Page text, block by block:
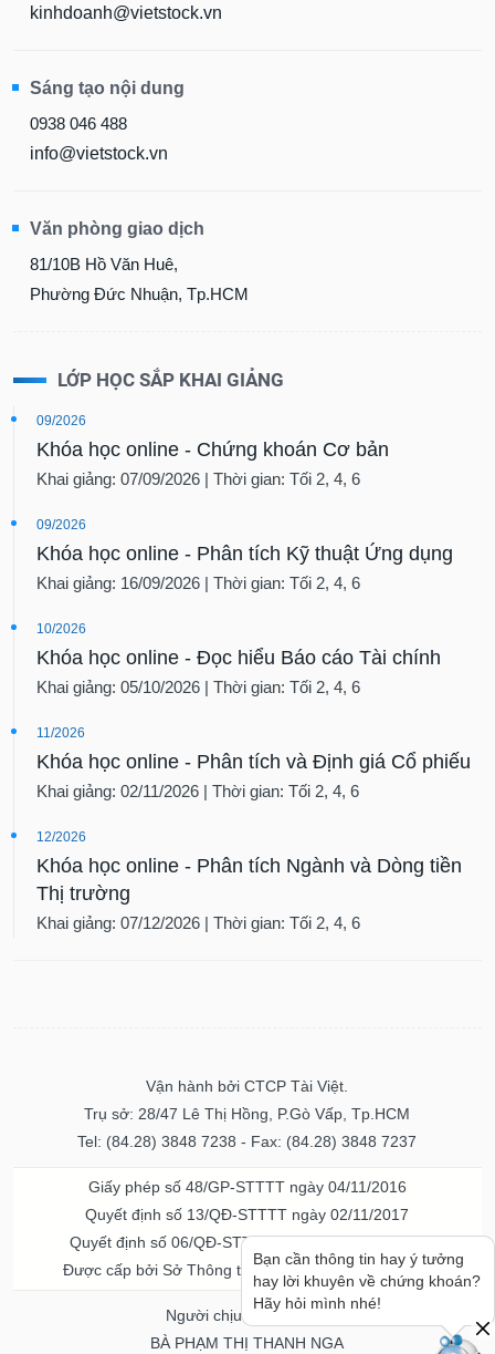
kinhdoanh@vietstock.vn
Sáng tạo nội dung
0938 046 488
info@vietstock.vn
Văn phòng giao dịch
81/10B Hồ Văn Huê,
Phường Đức Nhuận, Tp.HCM
LỚP HỌC SẮP KHAI GIẢNG
09/2026
Khóa học online - Chứng khoán Cơ bản
Khai giảng: 07/09/2026 | Thời gian: Tối 2, 4, 6
09/2026
Khóa học online - Phân tích Kỹ thuật Ứng dụng
Khai giảng: 16/09/2026 | Thời gian: Tối 2, 4, 6
10/2026
Khóa học online - Đọc hiểu Báo cáo Tài chính
Khai giảng: 05/10/2026 | Thời gian: Tối 2, 4, 6
11/2026
Khóa học online - Phân tích và Định giá Cổ phiếu
Khai giảng: 02/11/2026 | Thời gian: Tối 2, 4, 6
12/2026
Khóa học online - Phân tích Ngành và Dòng tiền
Thị trường
Khai giảng: 07/12/2026 | Thời gian: Tối 2, 4, 6
Vận hành bởi CTCP Tài Việt.
Trụ sở: 28/47 Lê Thị Hồng, P.Gò Vấp, Tp.HCM
Tel: (84.28) 3848 7238 - Fax: (84.28) 3848 7237
Giấy phép số 48/GP-STTTT ngày 04/11/2016
Quyết định số 13/QĐ-STTTT ngày 02/11/2017
Quyết định số 06/QĐ-STTTT-ICP ngày 20/07/2023
Được cấp bởi Sở Thông tin và Truyền thông TPHCM
Người chịu trách nhiệm
BÀ PHẠM THỊ THANH NGA
Bạn cần thông tin hay ý tưởng
hay lời khuyên về chứng khoán?
Hãy hỏi mình nhé!